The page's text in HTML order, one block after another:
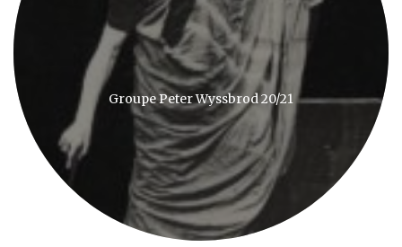
Groupe Peter Wyssbrod 20/21